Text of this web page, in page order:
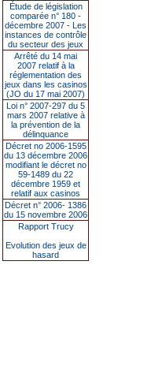
Étude de législation
comparée n° 180 -
décembre 2007 - Les
instances de contrôle
du secteur des jeux
Arrêté du 14 mai
2007 relatif à la
réglementation des
jeux dans les casinos
(JO du 17 mai 2007)
Loi n° 2007-297 du 5
mars 2007 relative à
la prévention de la
délinquance
Décret no 2006-1595
du 13 décembre 2006
modifiant le décret no
59-1489 du 22
décembre 1959 et
relatif aux casinos
Décret n° 2006- 1386
du 15 novembre 2006
Rapport Trucy
Evolution des jeux de
hasard